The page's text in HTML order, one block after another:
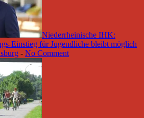
Niederrheinische IHK:
Einstieg für Jugendliche bleibt möglich
- No Comment